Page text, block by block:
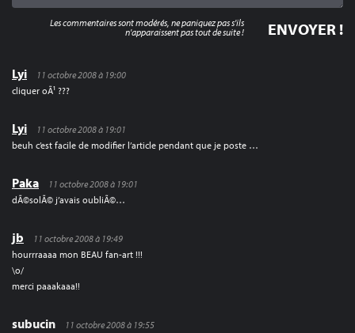
Lyi
11 octobre 2008 à 19:00
cliquer oÃ¹ ???
Lyi
11 octobre 2008 à 19:01
beuh c’est facile de modifier l’article pendant que je poste …
Paka
11 octobre 2008 à 19:01
dÃ©solÃ© j’avais oubliÃ©…
jb
11 octobre 2008 à 19:49
hourrraaaa mon BEAU fan-art !!!
\o/
merci paaakaaa!!
subucin
11 octobre 2008 à 19:55
Les commentaires sont modérés, ne paniquez pas s'ils
n'apparaissent pas tout de suite !